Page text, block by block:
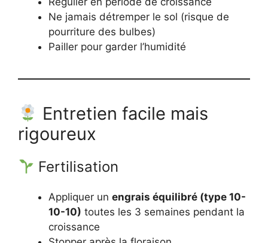
Ne jamais détremper le sol (risque de
pourriture des bulbes)
Pailler pour garder l’humidité
Entretien facile mais
rigoureux
Fertilisation
Appliquer un engrais équilibré (type 10-
10-10) toutes les 3 semaines pendant la
croissance